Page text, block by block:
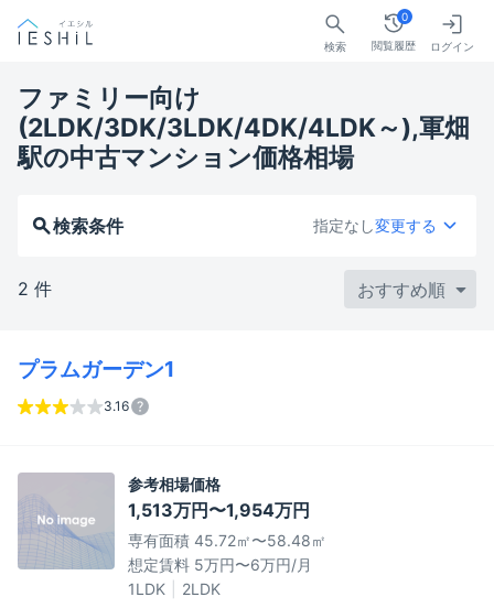
検索 閲覧履歴
0
ログイン
ファミリー向け
(2LDK/3DK/3LDK/4DK/4LDK～),軍畑
駅の中古マンション価格相場
検索条件 指定なし変更する
2 件
プラムガーデン1
3.16
参考相場価格
1,513万円〜1,954万円
専有面積 45.72㎡〜58.48㎡
想定賃料 5万円〜6万円/月
1LDK
2LDK